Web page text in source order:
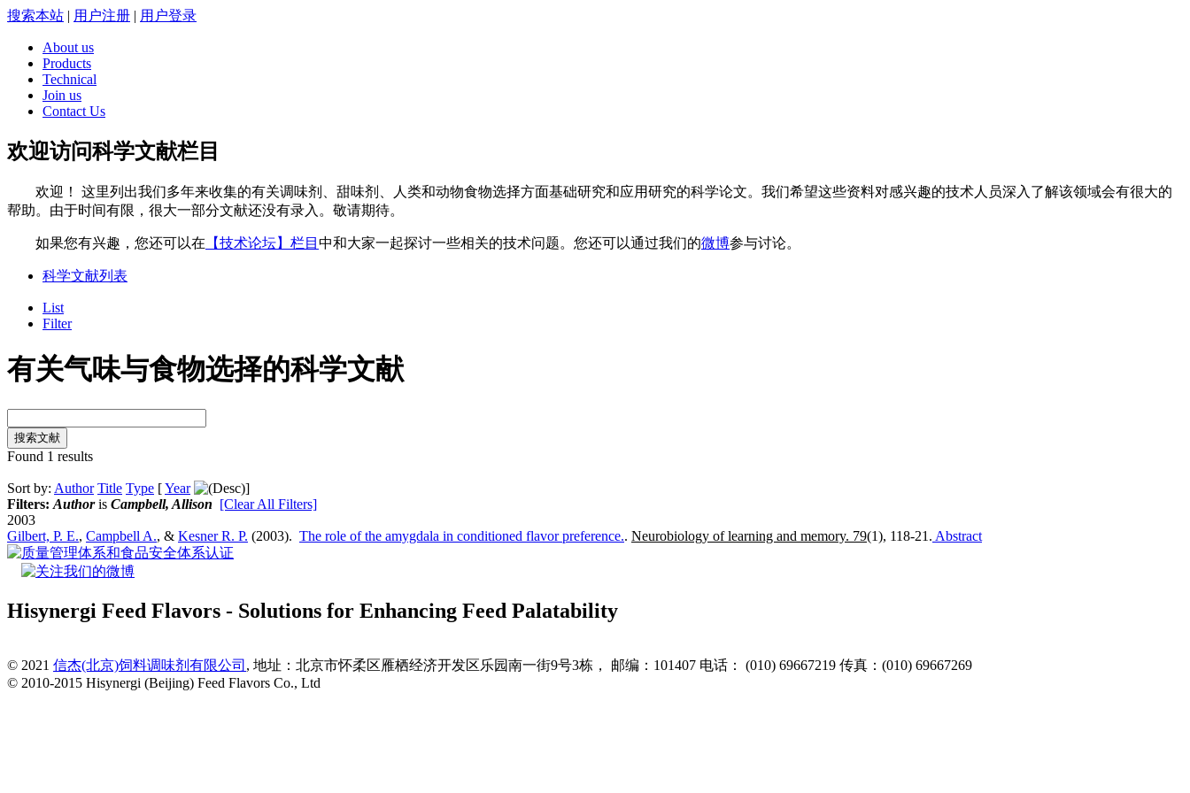
搜索本站 | 用户注册 | 用户登录
About us
Products
Technical
Join us
Contact Us
欢迎访问科学文献栏目
欢迎！ 这里列出我们多年来收集的有关调味剂、甜味剂、人类和动物食物选择方面基础研究和应用研究的科学论文。我们希望这些资料对感兴趣的技术人员深入了解该领域会有很大的
帮助。由于时间有限，很大一部分文献还没有录入。敬请期待。
如果您有兴趣，您还可以在 【技术论坛】栏目 中和大家一起探讨一些相关的技术问题。您还可以通过我们的微博参与讨论。
科学文献列表
List
Filter
有关气味与食物选择的科学文献
Found 1 results
Sort by: Author Title Type [Year
]
Filters: Authoris Campbell, Allison [Clear All Filters]
2003
Gilbert, P. E., Campbell A., & Kesner R. P. (2003). The role of the amygdala in conditioned flavor preference.. Neurobiology of learning and memory. 79(1), 118-21. Abstract
Hisynergi Feed Flavors - Solutions for Enhancing Feed Palatability
© 2021 信杰(北京)饲料调味剂有限公司 , 地址：北京市怀柔区雁栖经济开发区乐园南一街9号3栋， 邮编：101407 电话： (010) 69667219 传真：(010) 69667269
© 2010-2015 Hisynergi (Beijing) Feed Flavors Co., Ltd